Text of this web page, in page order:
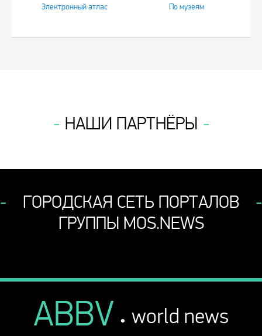
Электронный атлас По музеям
НАШИ ПАРТНЁРЫ
ГОРОДСКАЯ СЕТЬ ПОРТАЛОВ
ГРУППЫ MOS.NEWS
ABBV . world news